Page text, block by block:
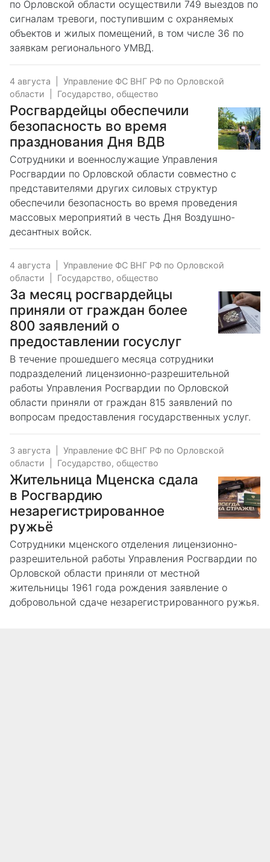
по Орловской области осуществили 749 выездов по
сигналам тревоги, поступившим с охраняемых
объектов и жилых помещений, в том числе 36 по
заявкам регионального УМВД.
4 августа
Управление ФС ВНГ РФ по Орловской
области
Государство, общество
Росгвардейцы обеспечили
безопасность во время
празднования Дня ВДВ
Сотрудники и военнослужащие Управления
Росгвардии по Орловской области совместно с
представителями других силовых структур
обеспечили безопасность во время проведения
массовых мероприятий в честь Дня Воздушно-
десантных войск.
4 августа
Управление ФС ВНГ РФ по Орловской
области
Государство, общество
За месяц росгвардейцы
приняли от граждан более
800 заявлений о
предоставлении госуслуг
В течение прошедшего месяца сотрудники
подразделений лицензионно-разрешительной
работы Управления Росгвардии по Орловской
области приняли от граждан 815 заявлений по
вопросам предоставления государственных услуг.
3 августа
Управление ФС ВНГ РФ по Орловской
области
Государство, общество
Жительница Мценска сдала
в Росгвардию
незарегистрированное
ружьё
Сотрудники мценского отделения лицензионно-
разрешительной работы Управления Росгвардии по
Орловской области приняли от местной
жительницы 1961 года рождения заявление о
добровольной сдаче незарегистрированного ружья.